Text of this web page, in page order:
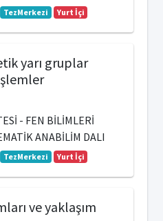
TezMerkezi Yurt İçi
yarı gruplar
- FEN BİLİMLERİ
ANABİLİM DALI
TezMerkezi Yurt İçi
ve yaklaşım